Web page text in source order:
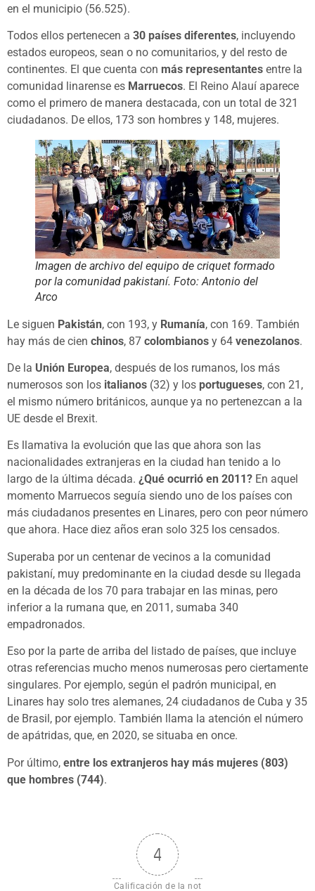
en el municipio (56.525).
Todos ellos pertenecen a 30 países diferentes, incluyendo
estados europeos, sean o no comunitarios, y del resto de
continentes. El que cuenta con más representantes entre la
comunidad linarense es Marruecos. El Reino Alauí aparece
como el primero de manera destacada, con un total de 321
ciudadanos. De ellos, 173 son hombres y 148, mujeres.
Imagen de archivo del equipo de criquet formado
por la comunidad pakistaní. Foto: Antonio del
Arco
Le siguen Pakistán, con 193, y Rumanía, con 169. También
hay más de cien chinos, 87 colombianos y 64 venezolanos.
De la Unión Europea, después de los rumanos, los más
numerosos son los italianos (32) y los portugueses, con 21,
el mismo número británicos, aunque ya no pertenezcan a la
UE desde el Brexit.
Es llamativa la evolución que las que ahora son las
nacionalidades extranjeras en la ciudad han tenido a lo
largo de la última década. ¿Qué ocurrió en 2011? En aquel
momento Marruecos seguía siendo uno de los países con
más ciudadanos presentes en Linares, pero con peor número
que ahora. Hace diez años eran solo 325 los censados.
Superaba por un centenar de vecinos a la comunidad
pakistaní, muy predominante en la ciudad desde su llegada
en la década de los 70 para trabajar en las minas, pero
inferior a la rumana que, en 2011, sumaba 340
empadronados.
Eso por la parte de arriba del listado de países, que incluye
otras referencias mucho menos numerosas pero ciertamente
singulares. Por ejemplo, según el padrón municipal, en
Linares hay solo tres alemanes, 24 ciudadanos de Cuba y 35
de Brasil, por ejemplo. También llama la atención el número
de apátridas, que, en 2020, se situaba en once.
Por último, entre los extranjeros hay más mujeres (803)
que hombres (744).
4
Calificación de la not